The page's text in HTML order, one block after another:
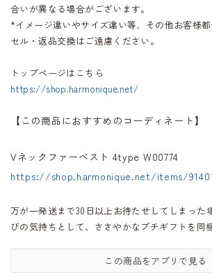
合いが異なる場合がございます。
*イメージ違いやサイズ違い等、その他お客様
セル・返品交換はご遠慮ください。
トップページはこちら
https://shop.harmonique.net/
【この商品におすすめのコーディネート】
Vネックファーベスト 4type W00774
https://shop.harmonique.net/items/
万が一発送まで30日以上お待たせしてしまった
びの気持ちとして、ささやかなプチギフトを同
この商品をアプリで見る